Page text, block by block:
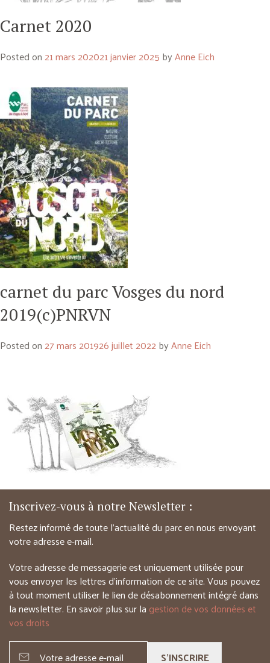
Carnet 2020
Posted on21 mars 202021 janvier 2025 byAnne Eich
carnet du parc Vosges du nord
2019(c)PNRVN
Posted on27 mars 201926 juillet 2022byAnne Eich
Inscrivez-vous à notre Newsletter :
Restez informé de toute l’actualité du parc en nous envoyant
votre adresse e-mail.
Votre adresse de messagerie est uniquement utilisée pour
vous envoyer les lettres d’information de ce site. Vous pouvez
à tout moment utiliser le lien de désabonnement intégré dans
la newsletter. En savoir plus sur la gestion de vos données et
vos droits
S'INSCRIRE